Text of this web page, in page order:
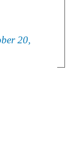
20,